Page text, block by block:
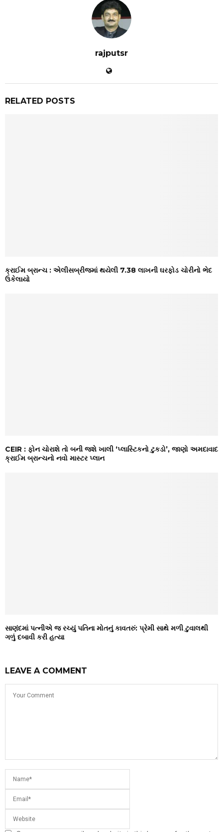
rajputsr
RELATED POSTS
ક્રાઈમ બ્રાન્ચ : એલીસબ્રીજમાં થયેલી ₹7.38 લાખની ઘરફોડ ચોરીનો ભેદ
ઉકેલાયો
CEIR : ફોન ચોરાશે તો બની જશે ખાલી ‘પ્લાસ્ટિકનો ટુકડો’, જાણો અમદાવાદ
ક્રાઈમ બ્રાન્ચનો નવો માસ્ટર પ્લાન
સાણંદમાં પત્નીએ જ રચ્યું પતિના મોતનું કાવતરું: પ્રેમી સાથે મળી ટુવાલથી
ગળું દબાવી કરી હત્યા
LEAVE A COMMENT